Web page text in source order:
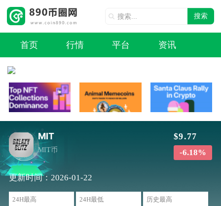
搜索
首页 行情 平台 资讯
MIT
MIT币
$9.77
-6.18%
更新时间：2026-01-22
24H最高 24H最低 历史最高